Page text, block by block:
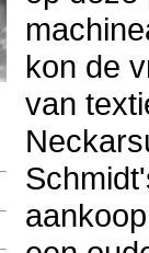
kon de
van